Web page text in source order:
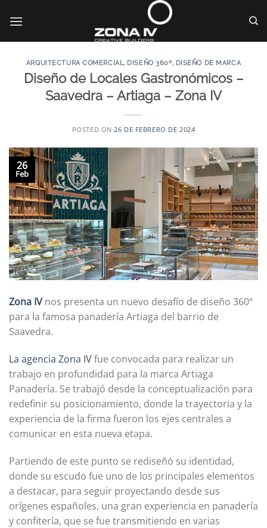
ARQUITECTURA COMERCIAL, DISEÑO 360º, DISEÑO DE MARCA
Diseño de Locales Gastronómicos –
Saavedra – Artiaga – Zona IV
POSTED ON 26 DE FEBRERO DE 2024
26
Feb
Zona IVnos presenta un nuevo desafío de diseño 360º
para la famosa panadería Artiaga del barrio de
Saavedra.
La agencia Zona IVfue convocada para realizar un
trabajo en profundidad para la marca Artiaga
Panadería. Se trabajó desde la conceptualización para
redefinir su posicionamiento, donde la trayectoria y la
experiencia de la firma fueron los ejes centrales a
comunicar en esta nueva etapa.
Partiendo de este punto se rediseñó su identidad,
donde su escudo fue uno de los principales elementos
a destacar, para seguir proyectando desde sus
orígenes españoles, una gran experiencia en panadería
y confitería, que se fue transmitiendo en varias